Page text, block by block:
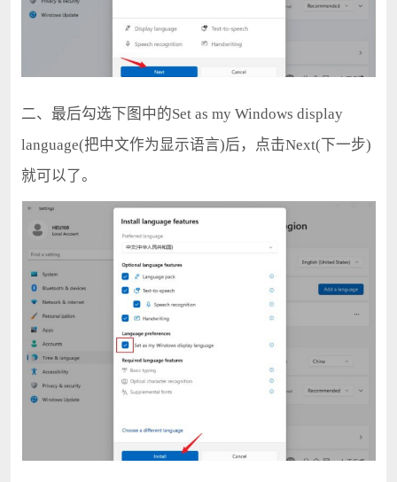
二、最后勾选下图中的Set as my Windows display
language(把中文作为显示语言)后，点击Next(下一步)
就可以了。